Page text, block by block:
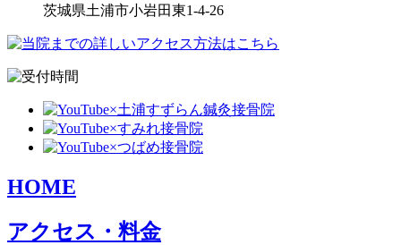
茨城県土浦市小岩田東1-4-26
HOME
アクセス・料金